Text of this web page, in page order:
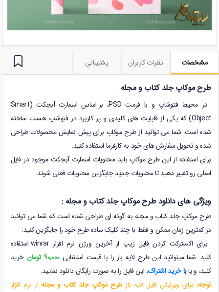
مشخصات نظرات کاربران پشتیبانی
طرح موکاپ جلد کتاب و مجله
در محیط فتوشاپ و با فرمت PSD،
بر اساس اسمارت آبجکت (Smart
Object) که یکی از قابلیت های کلیدی و پر کاربرد در فتوشاپ هست ساخته
شده است. شما می توانید از طرح موکاپ برای پیش نمایش محصولات طراحی
شدهو تحویل سفارش های خود به کارفرما استفاده کنید.
برای استفاده از این طرح موکاپ باید محتویات اسمارت آبجکت موجود در فایل
اصلی رو تغییر دهید تا محتویات جدید جایگزین محتویات فعلی شوند.
ویژگی های دانلود طرح موکاپ جلد کتاب و مجله :
طرح موکاپ جلد کتاب و مجله به گونه ای طراحی شده است که شما می توانید
در کمترین زمان ممکن و فقط با چند کلیک ساده طرح خود را جایگزین کنید.
برای اکسترکت کردن فایل زیپ از آخرین ورژن نرم افزار winrar استفاده
کنید. شما میتوانید اینطرح لایه باز را با قیمت استثنایی90,000 تومان
خرید
کنید، و یاباخرید اشتراک، این فایل را به صورت رایگان دانلود نمایید.
توجه: برای ویرایش فایل لایه بازطرح موکاپ جلد کتاب و مجله از نرم افزار